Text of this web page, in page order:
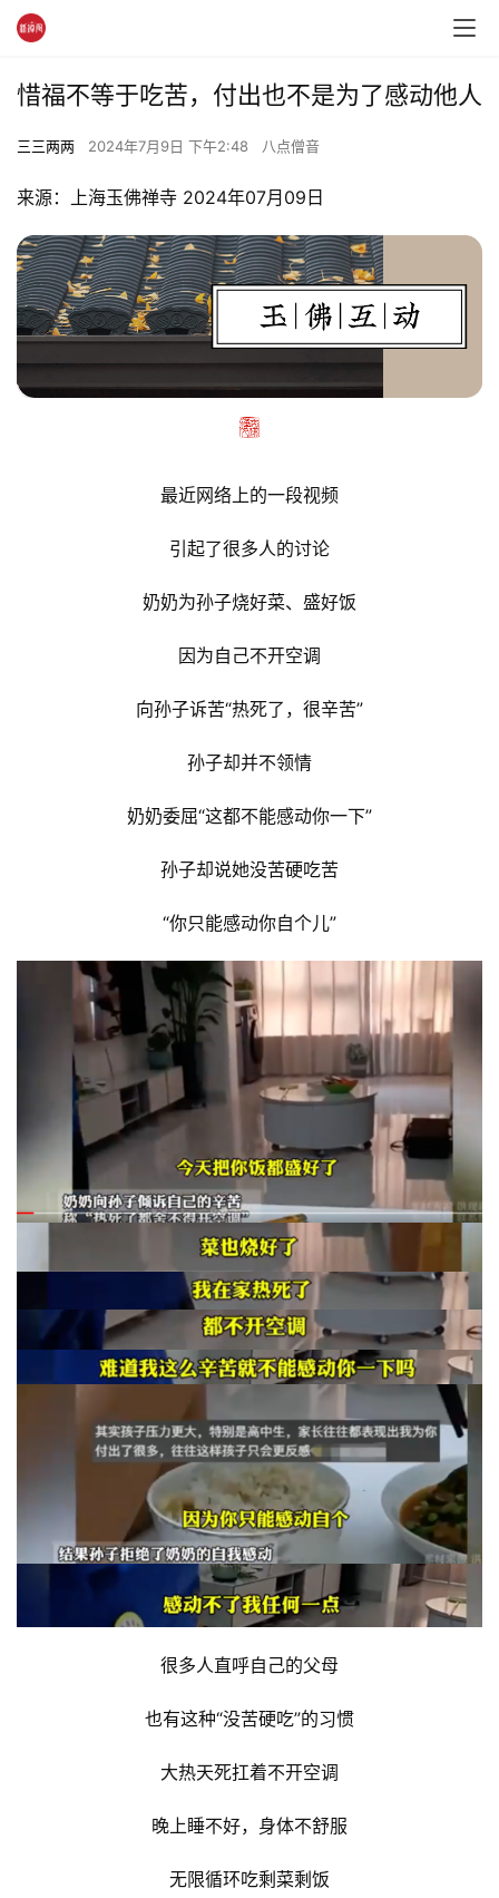
惜福不等于吃苦，付出也不是为了感动他人
三三两两 2024年7月9日 下午2:48 八点僧音
来源：上海玉佛禅寺 2024年07月09日
最近网络上的一段视频
引起了很多人的讨论
奶奶为孙子烧好菜、盛好饭
因为自己不开空调
向孙子诉苦“热死了，很辛苦”
孙子却并不领情
奶奶委屈“这都不能感动你一下”
孙子却说她没苦硬吃苦
“你只能感动你自个儿”
很多人直呼自己的父母
也有这种“没苦硬吃”的习惯
大热天死扛着不开空调
晚上睡不好，身体不舒服
无限循环吃剩菜剩饭